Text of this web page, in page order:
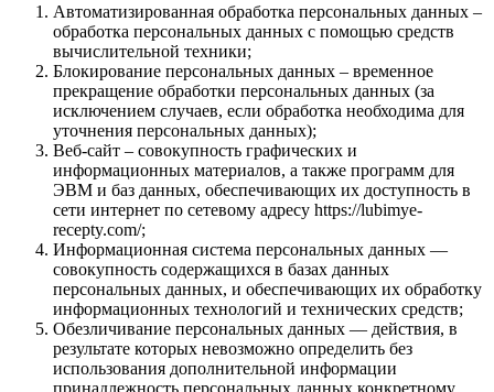
Автоматизированная обработка персональных данных –
обработка персональных данных с помощью средств
вычислительной техники;
Блокирование персональных данных – временное
прекращение обработки персональных данных (за
исключением случаев, если обработка необходима для
уточнения персональных данных);
Веб-сайт – совокупность графических и
информационных материалов, а также программ для
ЭВМ и баз данных, обеспечивающих их доступность в
сети интернет по сетевому адресу https://lubimye-
recepty.com/;
Информационная система персональных данных —
совокупность содержащихся в базах данных
персональных данных, и обеспечивающих их обработку
информационных технологий и технических средств;
Обезличивание персональных данных — действия, в
результате которых невозможно определить без
использования дополнительной информации
принадлежность персональных данных конкретному